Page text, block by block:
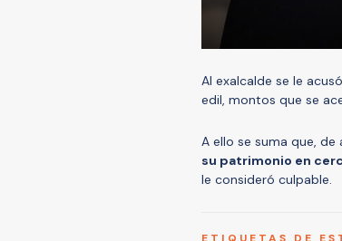
Al exalcalde se le
edil, montos que se
A ello se suma que, de
su patrimonio en
le consideró culpable.